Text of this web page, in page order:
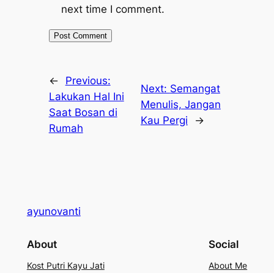
next time I comment.
←
Previous:
Lakukan Hal Ini
Saat Bosan di
Rumah
Next: Semangat
Menulis, Jangan
Kau Pergi
→
ayunovanti
About
Kost Putri Kayu Jati
Social
About Me